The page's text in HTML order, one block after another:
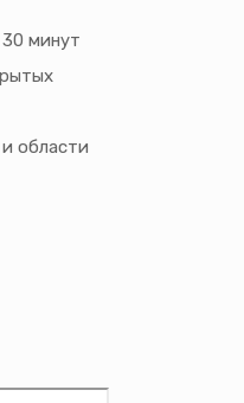
минут
области